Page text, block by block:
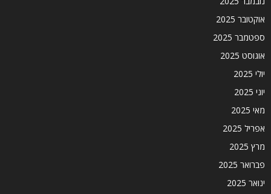
אוקטובר 2025
ספטמבר 2025
אוגוסט 2025
יולי 2025
יוני 2025
מאי 2025
אפריל 2025
מרץ 2025
פברואר 2025
ינואר 2025